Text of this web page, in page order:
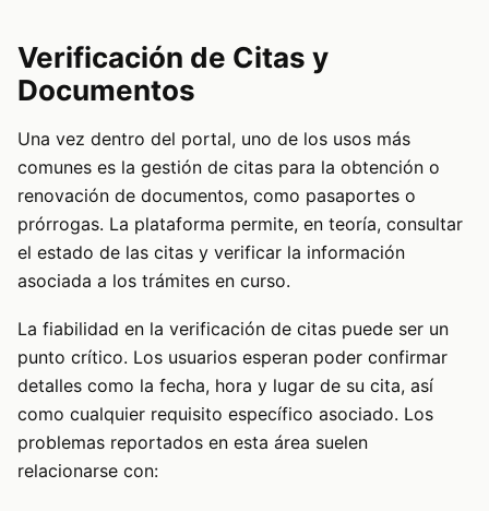
Verificación de Citas y
Documentos
Una vez dentro del portal, uno de los usos más
comunes es la gestión de citas para la obtención o
renovación de documentos, como pasaportes o
prórrogas. La plataforma permite, en teoría, consultar
el estado de las citas y verificar la información
asociada a los trámites en curso.
La fiabilidad en la verificación de citas puede ser un
punto crítico. Los usuarios esperan poder confirmar
detalles como la fecha, hora y lugar de su cita, así
como cualquier requisito específico asociado. Los
problemas reportados en esta área suelen
relacionarse con: